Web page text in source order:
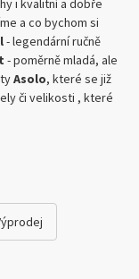
i kvalitní a dobře
a co bychom si
- legendární ručně
- poměrně mladá, ale
Asolo, které se již
či velikosti , které
a zdolejte ji s